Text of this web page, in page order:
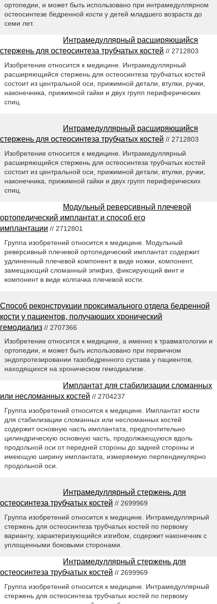
ортопедии, и может быть использовано при интрамедуллярном
остеосинтезе бедренной кости у детей младшего возраста до
семи лет.
Интрамедуллярный расширяющийся
стержень для остеосинтеза трубчатых костей // 2712803
Изобретение относится к медицине. Интрамедуллярный
расширяющийся стержень для остеосинтеза трубчатых костей
состоит из центральной оси, прижимной детали, втулки, ручки,
наконечника, прижимной гайки и двух групп периферических
спиц.
Интрамедуллярный расширяющийся
стержень для остеосинтеза трубчатых костей // 2712803
Изобретение относится к медицине. Интрамедуллярный
расширяющийся стержень для остеосинтеза трубчатых костей
состоит из центральной оси, прижимной детали, втулки, ручки,
наконечника, прижимной гайки и двух групп периферических
спиц.
Модульный реверсивный плечевой
ортопедический имплантат и способ его
имплантации // 2712801
Группа изобретений относится к медицине. Модульный
реверсивный плечевой ортопедический имплантат содержит
удлиненный плечевой компонент в виде ножки, компонент,
замещающий сломанный эпифиз, фиксирующий винт и
компонент в виде колпачка плечевой кости.
Способ реконструкции проксимального отдела бедренной
кости у пациентов, получающих хронический
гемодиализ // 2707366
Изобретение относится к медицине, а именно к травматологии и
ортопедии, и может быть использовано при первичном
эндопротезировании тазобедренного сустава у пациентов,
находящихся на хроническом гемодиализе.
Имплантат для стабилизации сломанных
или несломанных костей // 2704237
Группа изобретений относится к медицине. Имплантат кости
для стабилизации сломанных или несломанных костей
содержит основную часть имплантата, предпочтительно
цилиндрическую основную часть, продолжающуюся вдоль
продольной оси от передней стороны до задней стороны и
имеющую ширину имплантата, измеряемую перпендикулярно
продольной оси.
Интрамедуллярный стержень для
остеосинтеза трубчатых костей // 2699969
Группа изобретений относится к медицине. Интрамедуллярный
стержень для остеосинтеза трубчатых костей по первому
варианту, характеризующийся изгибом, содержит наконечник с
уплощенными боковыми сторонами.
Интрамедуллярный стержень для
остеосинтеза трубчатых костей // 2699969
Группа изобретений относится к медицине. Интрамедуллярный
стержень для остеосинтеза трубчатых костей по первому